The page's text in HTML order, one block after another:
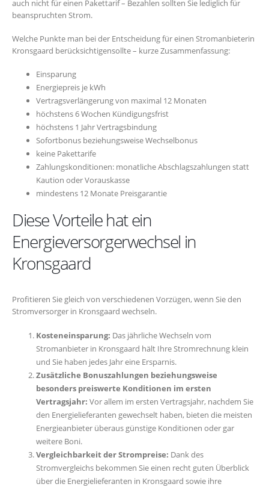
auch nicht für einen Pakettarif – Bezahlen sollten Sie lediglich für
beanspruchten Strom.
Welche Punkte man bei der Entscheidung für einen Stromanbieterin
Kronsgaard berücksichtigensollte – kurze Zusammenfassung:
Einsparung
Energiepreis je kWh
Vertragsverlängerung von maximal 12 Monaten
höchstens 6 Wochen Kündigungsfrist
höchstens 1 Jahr Vertragsbindung
Sofortbonus beziehungsweise Wechselbonus
keine Pakettarife
Zahlungskonditionen: monatliche Abschlagszahlungen statt
Kaution oder Vorauskasse
mindestens 12 Monate Preisgarantie
Diese Vorteile hat ein
Energieversorgerwechsel in
Kronsgaard
Profitieren Sie gleich von verschiedenen Vorzügen, wenn Sie den
Stromversorger in Kronsgaard wechseln.
Kosteneinsparung: Das jährliche Wechseln vom
Stromanbieter in Kronsgaard hält Ihre Stromrechnung klein
und Sie haben jedes Jahr eine Ersparnis.
Zusätzliche Bonuszahlungen beziehungsweise
besonders preiswerte Konditionen im ersten
Vertragsjahr: Vor allem im ersten Vertragsjahr, nachdem Sie
den Energielieferanten gewechselt haben, bieten die meisten
Energieanbieter überaus günstige Konditionen oder gar
weitere Boni.
Vergleichbarkeit der Strompreise: Dank des
Stromvergleichs bekommen Sie einen recht guten Überblick
über die Energielieferanten in Kronsgaard sowie ihre